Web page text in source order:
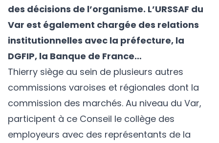
des décisions de l’organisme. L’URSSAF du
Var est également chargée des relations
institutionnelles avec la préfecture, la
DGFIP, la Banque de France…
Thierry siège au sein de plusieurs autres
commissions varoises et régionales dont la
commission des marchés. Au niveau du Var,
participent à ce Conseil le collège des
employeurs avec des représentants de la